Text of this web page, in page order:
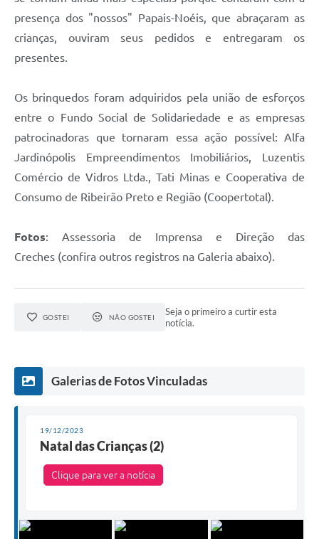
presença dos "nossos" Papais-Noéis, que abraçaram as
crianças, ouviram seus pedidos e entregaram os
presentes.
Os brinquedos foram adquiridos pela união de esforços
entre o Fundo Social de Solidariedade e as empresas
patrocinadoras que tornaram essa ação possível: Alfa
Jardinópolis Empreendimentos Imobiliários, Luzentis
Comércio de Vidros Ltda., Tati Minas e Cooperativa de
Consumo de Ribeirão Preto e Região (Coopertotal).
Fotos: Assessoria de Imprensa e Direção das
Creches (confira outros registros na Galeria abaixo).
GOSTEI NÃO GOSTEI
Seja o primeiro a curtir esta
notícia.
Galerias de Fotos Vinculadas
19/12/2023
Natal das Crianças (2)
Clique para ver a notícia